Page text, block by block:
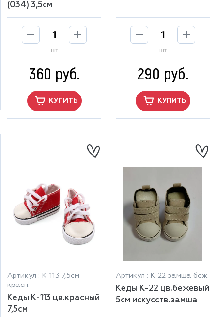
(034) 3,5см
шт
360 руб.
КУПИТЬ
шт
290 руб.
КУПИТЬ
Артикул : К-113 7,5см
красн.
Кеды К-113 цв.красный
7,5см
Артикул : К-22 замша беж.
Кеды К-22 цв.бежевый
5см искусств.замша